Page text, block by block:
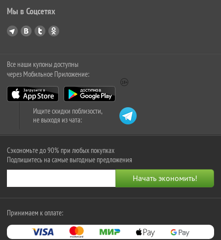
Мы в Соцсетях
Все наши купоны доступны
через Мобильное Приложение:
Ищите скидки поблизости,
не выходя из чата:
Сэкономьте до 90% при любых покупках
Подпишитесь на самые выгодные предложения
Принимаем к оплате: